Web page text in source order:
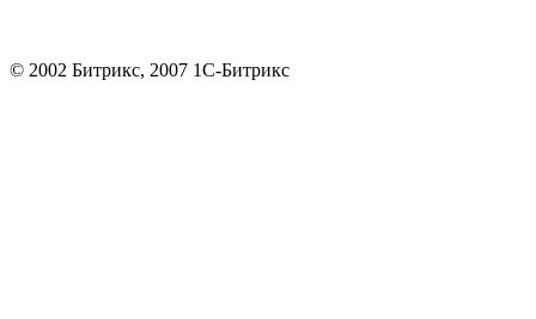
© 2002 Битрикс, 2007 1С-Битрикс